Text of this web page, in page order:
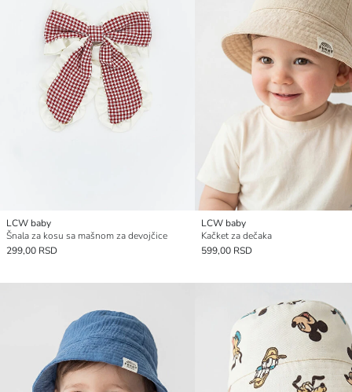
LCW baby
Šnala za kosu sa mašnom za devojčice
299,00 RSD
LCW baby
Kačket za dečaka
599,00 RSD